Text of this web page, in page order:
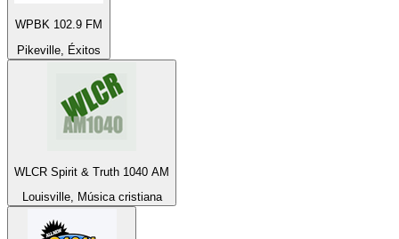
WPBK 102.9 FM
Pikeville, Éxitos
WLCR Spirit & Truth 1040 AM
Louisville, Música cristiana